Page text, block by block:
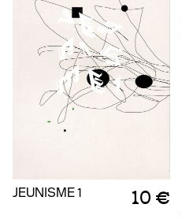
JEUNISME 1 10 €